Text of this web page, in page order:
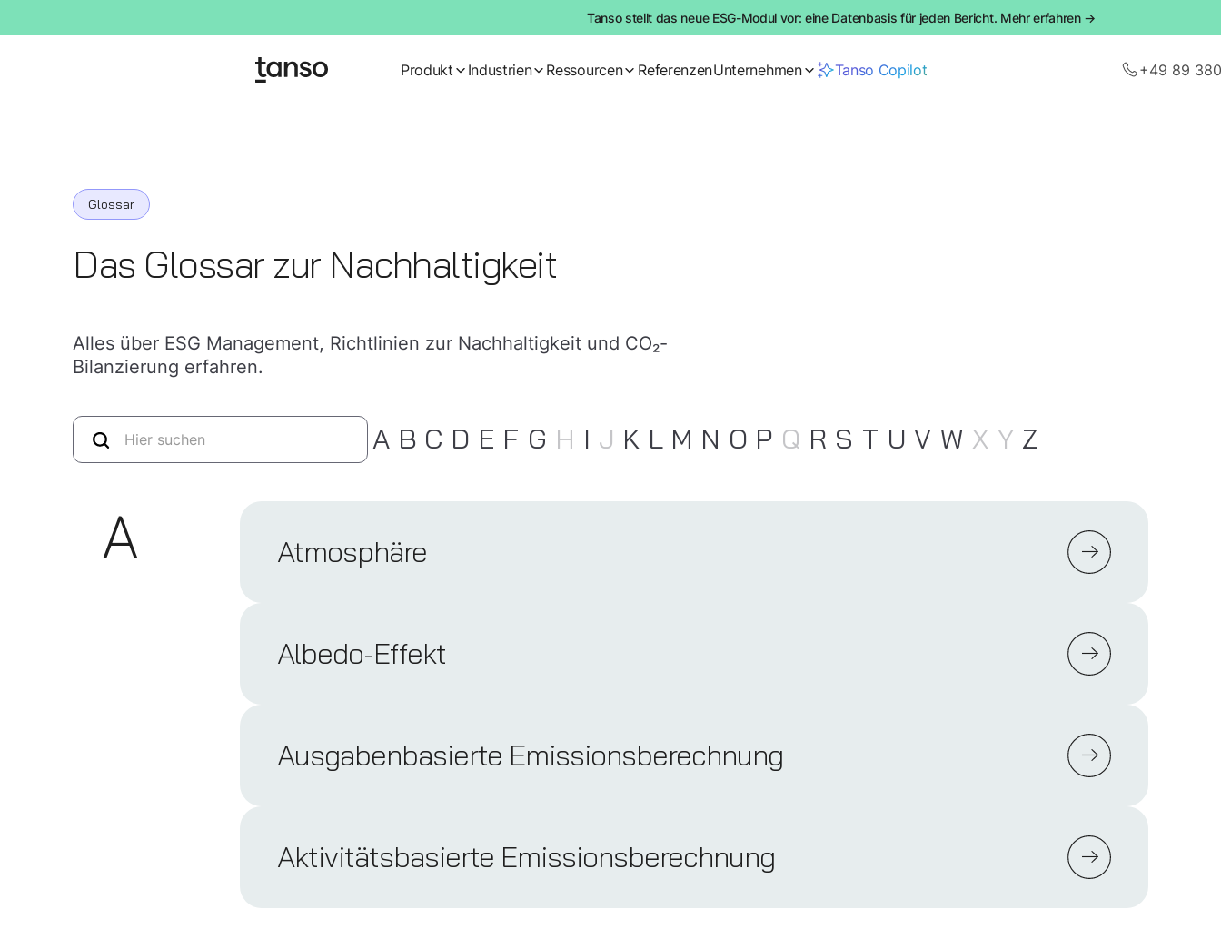
Tanso stellt das neue ESG-Modul vor: eine Datenbasis für jeden Bericht. Mehr erfahren →
Produkt Industrien Ressourcen ReferenzenUnternehmen Tanso Copilot +49 89
Glossar
Das Glossar zur Nachhaltigkeit
Alles über ESG Management, Richtlinien zur Nachhaltigkeit und CO₂-
Bilanzierung erfahren.
A B C D E F G H I J K L M N O P Q R S T U V W X Y Z
A Atmosphäre
Albedo-Effekt
Ausgabenbasierte Emissionsberechnung
Aktivitätsbasierte Emissionsberechnung